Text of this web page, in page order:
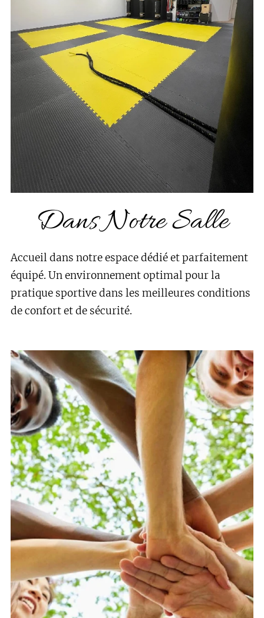
Dans Notre Salle
Accueil dans notre espace dédié et parfaitement
équipé. Un environnement optimal pour la
pratique sportive dans les meilleures conditions
de confort et de sécurité.